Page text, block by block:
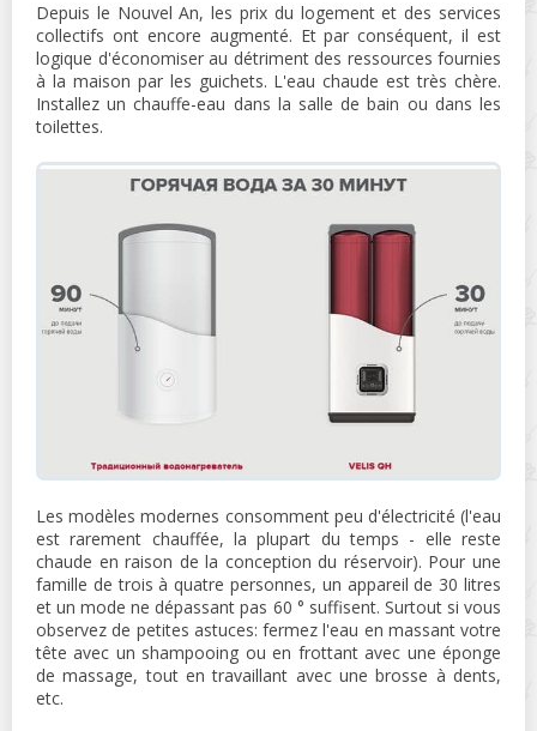
Depuis le Nouvel An, les prix du logement et des services
collectifs ont encore augmenté. Et par conséquent, il est
logique d'économiser au détriment des ressources fournies
à la maison par les guichets. L'eau chaude est très chère.
Installez un chauffe-eau dans la salle de bain ou dans les
toilettes.
Les modèles modernes consomment peu d'électricité (l'eau
est rarement chauffée, la plupart du temps - elle reste
chaude en raison de la conception du réservoir). Pour une
famille de trois à quatre personnes, un appareil de 30 litres
et un mode ne dépassant pas 60 ° suffisent. Surtout si vous
observez de petites astuces: fermez l'eau en massant votre
tête avec un shampooing ou en frottant avec une éponge
de massage, tout en travaillant avec une brosse à dents,
etc.